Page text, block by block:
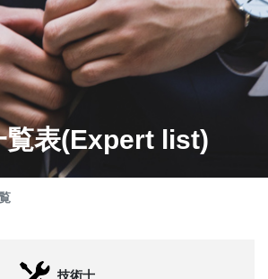
覧表(Expert list)
技術士